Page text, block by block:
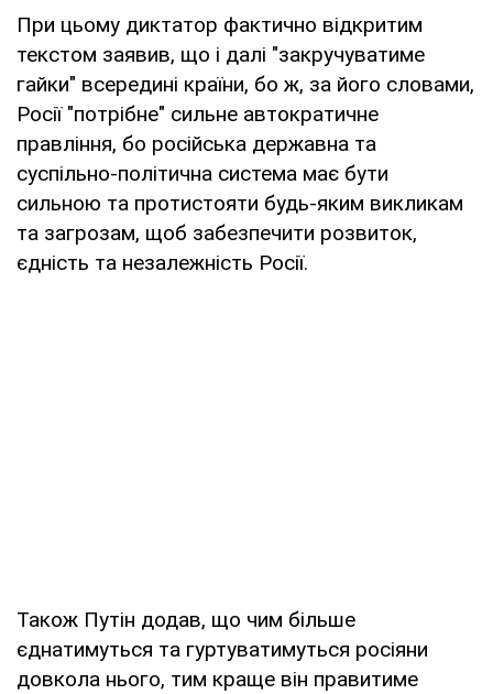
При цьому диктатор фактично відкритим
текстом заявив, що і далі "закручуватиме
гайки" всередині країни, бо ж, за його словами,
Росії "потрібне" сильне автократичне
правління, бо російська державна та
суспільно-політична система має бути
сильною та протистояти будь-яким викликам
та загрозам, щоб забезпечити розвиток,
єдність та незалежність Росії.
Також Путін додав, що чим більше
єднатимуться та гуртуватимуться росіяни
довкола нього, тим краще він правитиме